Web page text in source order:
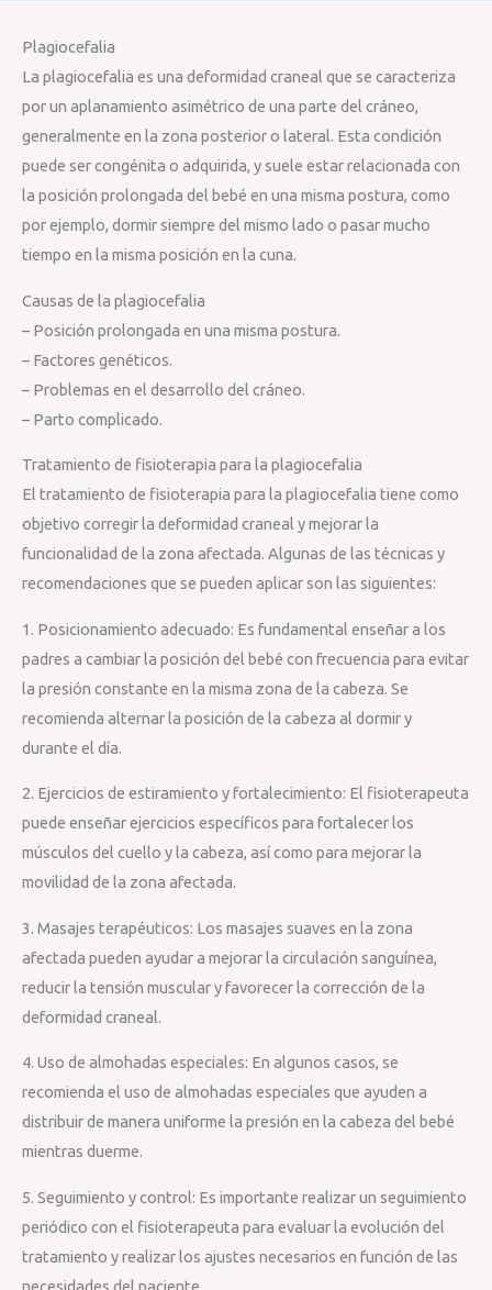
Plagiocefalia
La plagiocefalia es una deformidad craneal que se caracteriza
por un aplanamiento asimétrico de una parte del cráneo,
generalmente en la zona posterior o lateral. Esta condición
puede ser congénita o adquirida, y suele estar relacionada con
la posición prolongada del bebé en una misma postura, como
por ejemplo, dormir siempre del mismo lado o pasar mucho
tiempo en la misma posición en la cuna.
Causas de la plagiocefalia
– Posición prolongada en una misma postura.
– Factores genéticos.
– Problemas en el desarrollo del cráneo.
– Parto complicado.
Tratamiento de fisioterapia para la plagiocefalia
El tratamiento de fisioterapia para la plagiocefalia tiene como
objetivo corregir la deformidad craneal y mejorar la
funcionalidad de la zona afectada. Algunas de las técnicas y
recomendaciones que se pueden aplicar son las siguientes:
1. Posicionamiento adecuado: Es fundamental enseñar a los
padres a cambiar la posición del bebé con frecuencia para evitar
la presión constante en la misma zona de la cabeza. Se
recomienda alternar la posición de la cabeza al dormir y
durante el día.
2. Ejercicios de estiramiento y fortalecimiento: El fisioterapeuta
puede enseñar ejercicios específicos para fortalecer los
músculos del cuello y la cabeza, así como para mejorar la
movilidad de la zona afectada.
3. Masajes terapéuticos: Los masajes suaves en la zona
afectada pueden ayudar a mejorar la circulación sanguínea,
reducir la tensión muscular y favorecer la corrección de la
deformidad craneal.
4. Uso de almohadas especiales: En algunos casos, se
recomienda el uso de almohadas especiales que ayuden a
distribuir de manera uniforme la presión en la cabeza del bebé
mientras duerme.
5. Seguimiento y control: Es importante realizar un seguimiento
periódico con el fisioterapeuta para evaluar la evolución del
tratamiento y realizar los ajustes necesarios en función de las
necesidades del paciente.